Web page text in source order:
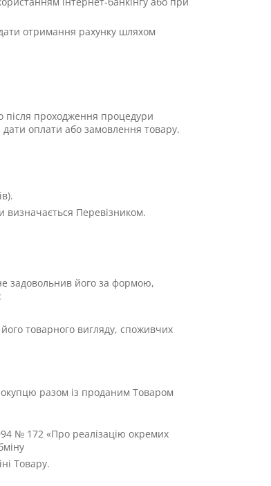
отримання рахунку шляхом
після проходження процедури
дати оплати або замовлення товару.
визначається Перевізником.
задовольнив його за формою,
товарного вигляду, споживчих
разом із проданим Товаром
№ 172 «Про реалізацію окремих
Товару.